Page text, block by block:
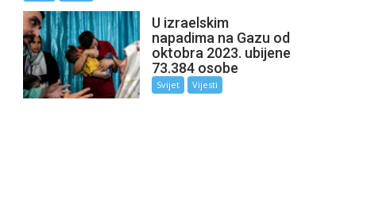
U izraelskim
napadima na Gazu od
oktobra 2023. ubijene
73.384 osobe
Svijet Vijesti